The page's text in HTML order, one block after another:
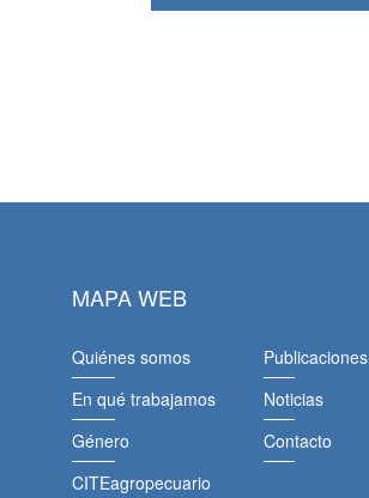
MAPA WEB
Quiénes somos
En qué trabajamos
Género
CITEagropecuario
Publicaciones
Noticias
Contacto